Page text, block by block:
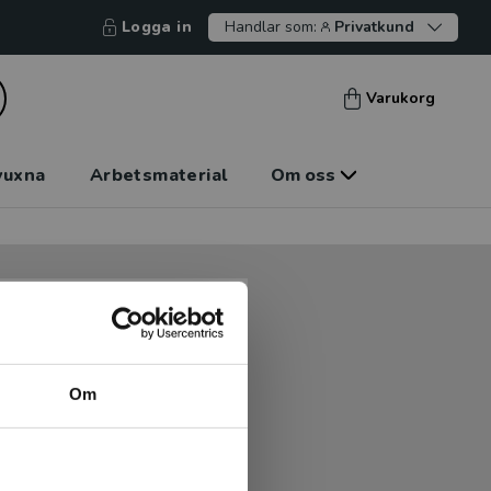
Om
Logga in Handlar som: Privatkund
Varukorg
Arbetsmaterial Om oss
betala mot faktura
hos oss.